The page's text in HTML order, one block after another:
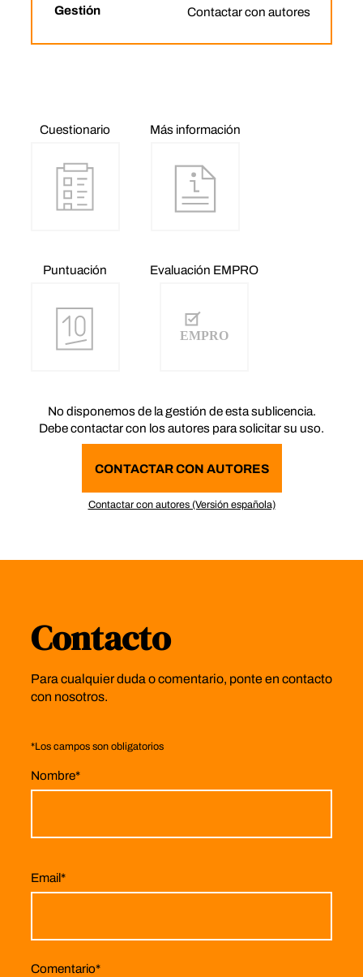
Gestión Contactar con autores
Cuestionario Más información
Puntuación Evaluación EMPRO
No disponemos de la gestión de esta sublicencia.
Debe contactar con los autores para solicitar su uso.
CONTACTAR CON AUTORES
Contactar con autores (Versión española)
Contacto
Para cualquier duda o comentario, ponte en contacto
con nosotros.
*Los campos son obligatorios
Nombre*
Email*
Comentario*